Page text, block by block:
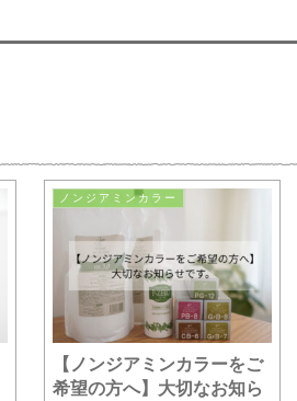
ノンジアミンカラー
【ノンジアミンカラーをご
希望の方へ】大切なお知ら